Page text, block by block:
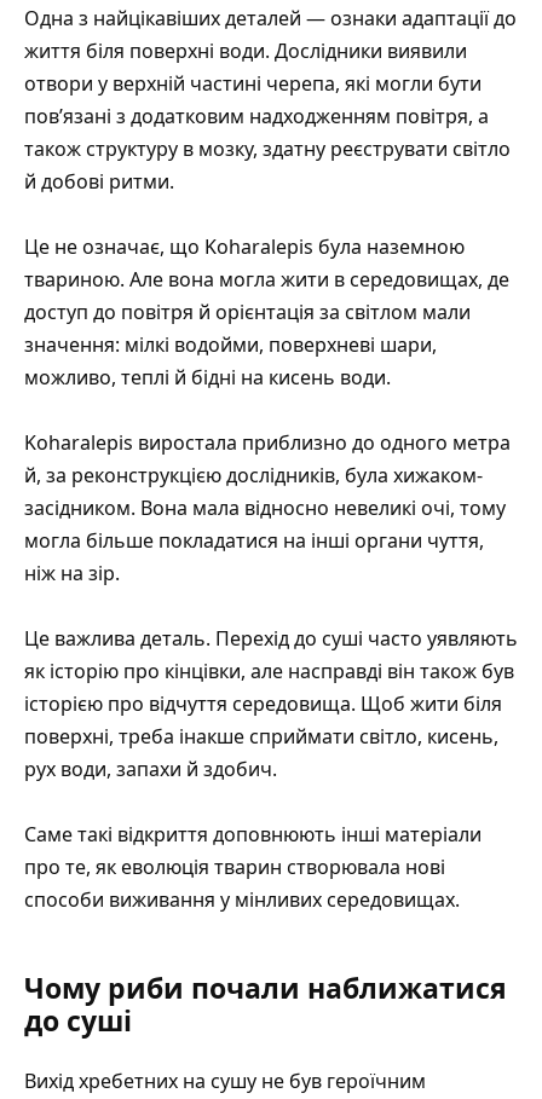
Одна з найцікавіших деталей — ознаки адаптації до
життя біля поверхні води. Дослідники виявили
отвори у верхній частині черепа, які могли бути
пов’язані з додатковим надходженням повітря, а
також структуру в мозку, здатну реєструвати світло
й добові ритми.
Це не означає, що Koharalepis була наземною
твариною. Але вона могла жити в середовищах, де
доступ до повітря й орієнтація за світлом мали
значення: мілкі водойми, поверхневі шари,
можливо, теплі й бідні на кисень води.
Koharalepis виростала приблизно до одного метра
й, за реконструкцією дослідників, була хижаком-
засідником. Вона мала відносно невеликі очі, тому
могла більше покладатися на інші органи чуття,
ніж на зір.
Це важлива деталь. Перехід до суші часто уявляють
як історію про кінцівки, але насправді він також був
історією про відчуття середовища. Щоб жити біля
поверхні, треба інакше сприймати світло, кисень,
рух води, запахи й здобич.
Саме такі відкриття доповнюють інші матеріали
про те, якеволюція тварин створювала нові
способи виживання у мінливих середовищах.
Чому риби почали наближатися
до суші
Вихід хребетних на сушу не був героїчним